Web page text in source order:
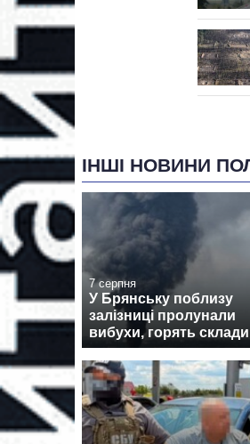
ІНШІ НОВИНИ
7 серпня
У Брянську поблизу
залізниці пролунали
вибухи, горять склади